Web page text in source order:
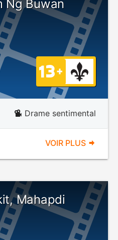
Ng Buwan
Drame sentimental
VOIR PLUS
Mahapdi